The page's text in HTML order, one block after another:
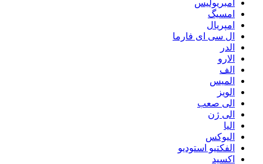
امبریولیس
امسیگ
امپریال
ال سی ای فارما
الدر
الارو
الف
المیس
الویز
الی صعب
الی ژن
الیا
الیوکس
الفکتیو استودیو
اکسید